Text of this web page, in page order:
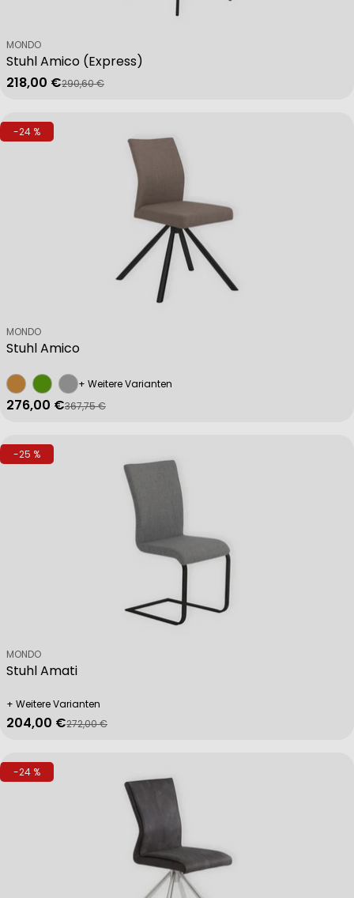
Non-IAB processing purposes:
Necessary
Performance
Stuhl Amico (Express)
Verkäufer:
MONDO
Verkaufspreis
218,00 €
Regulärer Preis
290,60 €
-24 %
Stuhl Amico
Verkäufer:
MONDO
+ Weitere Varianten
Verkaufspreis
276,00 €
Regulärer Preis
367,75 €
-25 %
Stuhl Amati
Verkäufer:
MONDO
+ Weitere Varianten
Verkaufspreis
204,00 €
Regulärer Preis
272,00 €
-24 %